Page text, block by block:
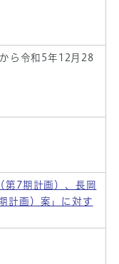
ら令和5年12月28
第7期計画）、長岡
計画）案」に対す